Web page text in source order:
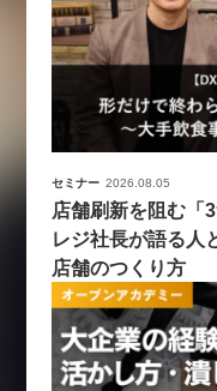
セミナー 2026.08.05
店舗刷新を阻む「
レジ社長が語る人
店舗のつくり方